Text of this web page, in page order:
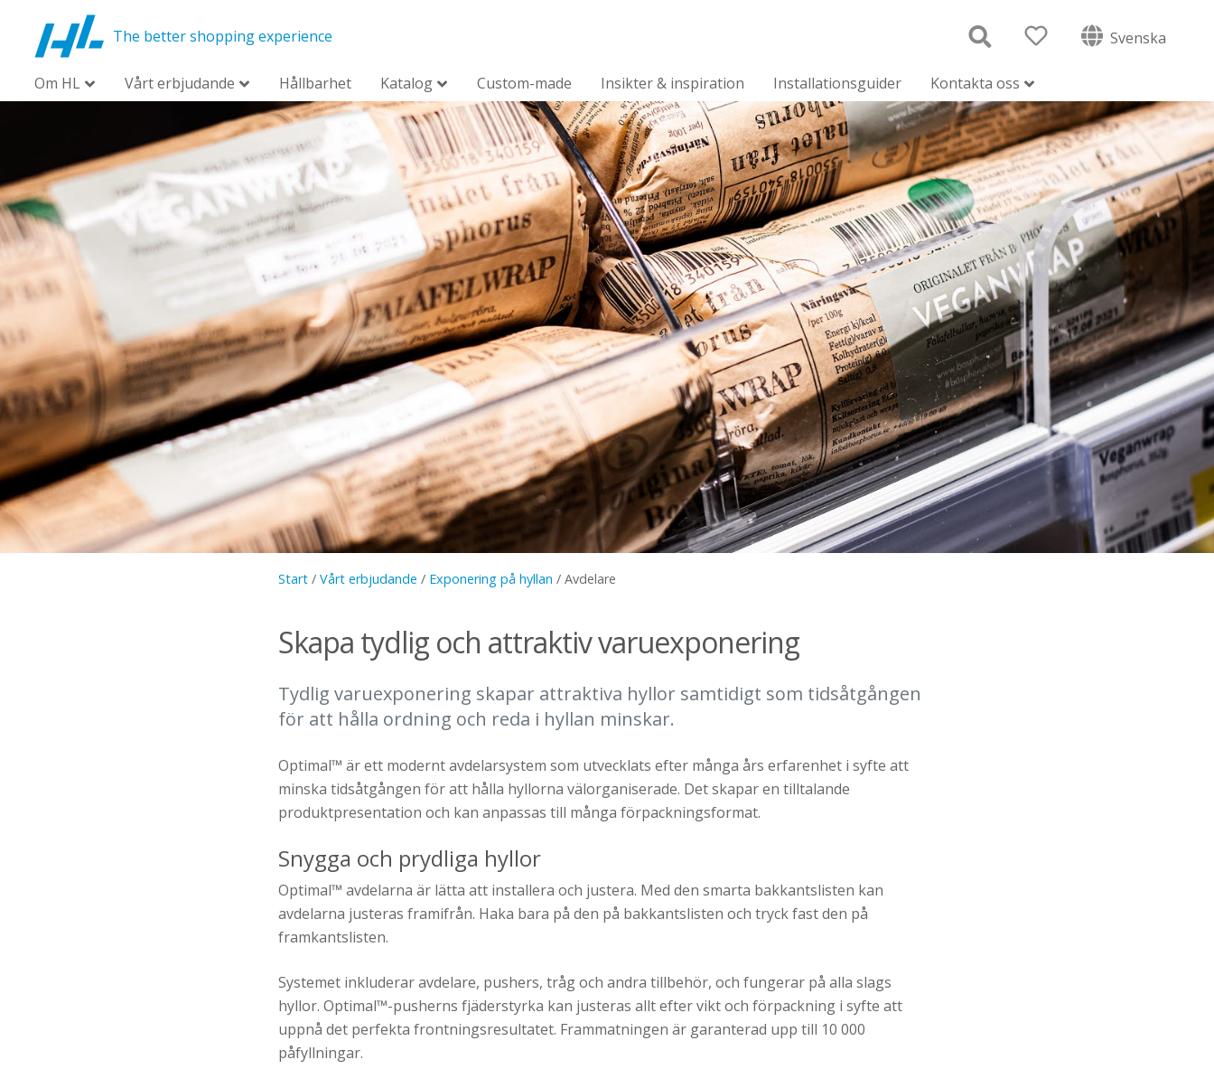
The better shopping experience Svenska
Om HL Vårt erbjudande Hållbarhet Katalog Custom-made Insikter & inspiration Installationsguider Kontakta oss
Start/ Vårt erbjudande / Exponering på hyllan / Avdelare
Skapa tydlig och attraktiv varuexponering
Tydlig varuexponering skapar attraktiva hyllor samtidigt som tidsåtgången
för att hålla ordning och reda i hyllan minskar.
Optimal™ är ett modernt avdelarsystem som utvecklats efter många års erfarenhet i syfte att
minska tidsåtgången för att hålla hyllorna välorganiserade. Det skapar en tilltalande
produktpresentation och kan anpassas till många förpackningsformat.
Snygga och prydliga hyllor
Optimal™ avdelarna är lätta att installera och justera. Med den smarta bakkantslisten kan
avdelarna justeras framifrån. Haka bara på den på bakkantslisten och tryck fast den på
framkantslisten.
Systemet inkluderar avdelare, pushers, tråg och andra tillbehör, och fungerar på alla slags
hyllor. Optimal™-pusherns fjäderstyrka kan justeras allt efter vikt och förpackning i syfte att
uppnå det perfekta frontningsresultatet. Frammatningen är garanterad upp till 10 000
påfyllningar.